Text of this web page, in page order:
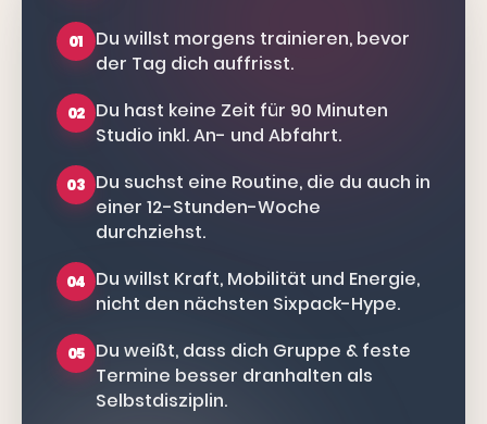
01
Du willst morgens trainieren, bevor
der Tag dich auffrisst.
02 Du hast keine Zeit für 90 Minuten
Studio inkl. An- und Abfahrt.
03 Du suchst eine Routine, die du auch in
einer 12-Stunden-Woche
durchziehst.
04 Du willst Kraft, Mobilität und Energie,
nicht den nächsten Sixpack-Hype.
05 Du weißt, dass dich Gruppe & feste
Termine besser dranhalten als
Selbstdisziplin.